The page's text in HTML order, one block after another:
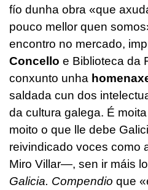
fío dunha obra «que
pouco mellor quen
encontro no mercado,
Concello e Biblioteca da
conxunto unha
saldada cun dos
da cultura galega. É
moito o que lle debe
reivindicado voces como
Miro Villar—, sen ir máis
Galicia. Compendio que